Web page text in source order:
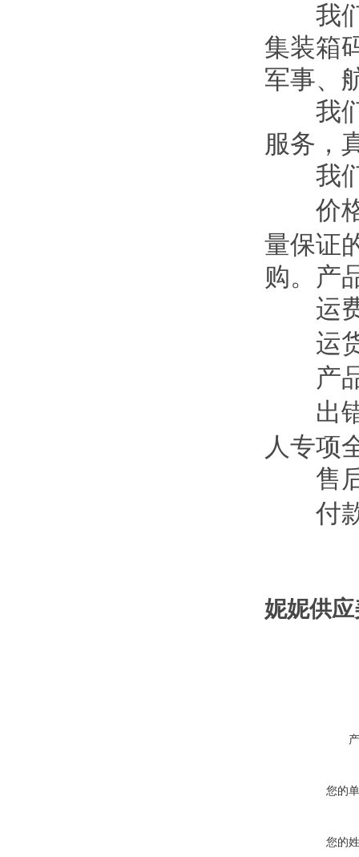
我们
集装箱
军事、
我们
服务，
我们
价格
量保证
购。产
运费
运货
产品
出错
人专项
售
付款
妮妮供
您的
您的